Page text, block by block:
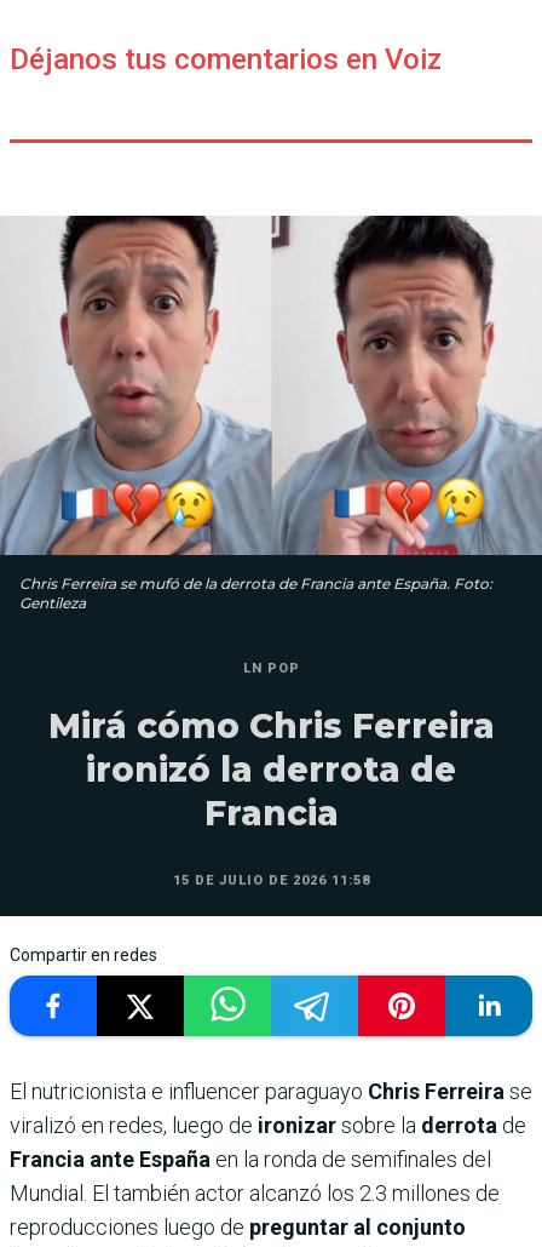
Déjanos tus comentarios en Voiz
Chris Ferreira se mufó de la derrota de Francia ante España. Foto:
Gentileza
LN POP
Mirá cómo Chris Ferreira
ironizó la derrota de
Francia
15 DE JULIO DE 2026 11:58
Compartir en redes
El nutricionista e influencer paraguayo Chris Ferreira se
viralizó en redes, luego de ironizarsobre la derrota de
Francia ante España en la ronda de semifinales del
Mundial. El también actor alcanzó los 2.3 millones de
reproducciones luego de preguntar al conjunto